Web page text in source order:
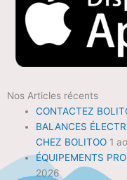
Nos Articles récents
CONTACTEZ
BALANCES
CHEZ BOLITOO 1
ÉQUIPEMENTS
2026